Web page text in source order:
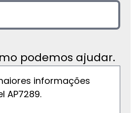
podemos ajudar.